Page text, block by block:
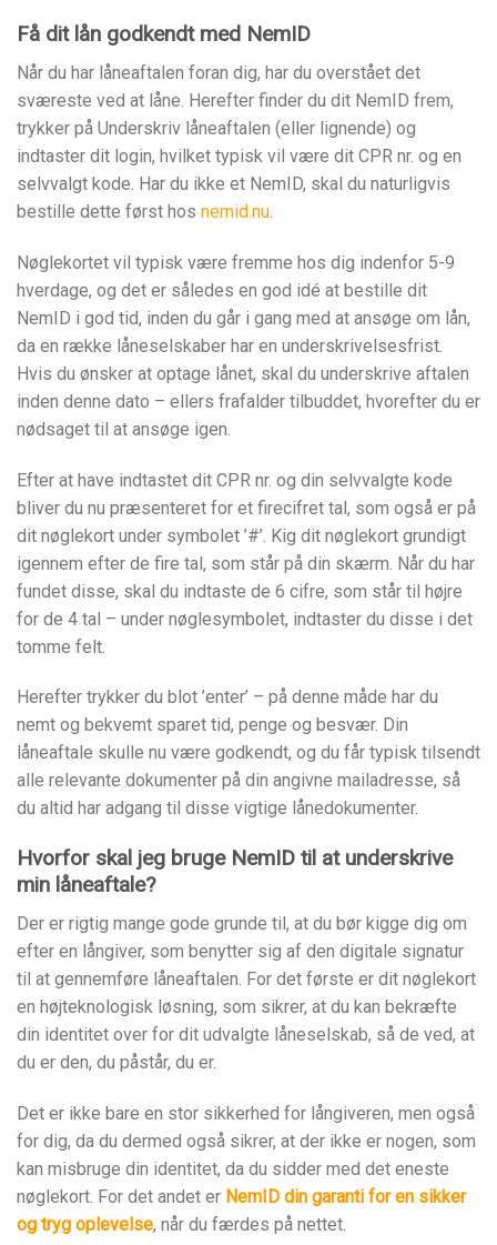
Få dit lån godkendt med NemID
Når du har låneaftalen foran dig, har du overstået det
sværeste ved at låne. Herefter finder du dit NemID frem,
trykker på Underskriv låneaftalen (eller lignende) og
indtaster dit login, hvilket typisk vil være dit CPR nr. og en
selvvalgt kode. Har du ikke et NemID, skal du naturligvis
bestille dette først hos nemid.nu.
Nøglekortet vil typisk være fremme hos dig indenfor 5-9
hverdage, og det er således en god idé at bestille dit
NemID i god tid, inden du går i gang med at ansøge om lån,
da en række låneselskaber har en underskrivelsesfrist.
Hvis du ønsker at optage lånet, skal du underskrive aftalen
inden denne dato – ellers frafalder tilbuddet, hvorefter du er
nødsaget til at ansøge igen.
Efter at have indtastet dit CPR nr. og din selvvalgte kode
bliver du nu præsenteret for et firecifret tal, som også er på
dit nøglekort under symbolet ’#’. Kig dit nøglekort grundigt
igennem efter de fire tal, som står på din skærm. Når du har
fundet disse, skal du indtaste de 6 cifre, som står til højre
for de 4 tal – under nøglesymbolet, indtaster du disse i det
tomme felt.
Herefter trykker du blot ’enter’ – på denne måde har du
nemt og bekvemt sparet tid, penge og besvær. Din
låneaftale skulle nu være godkendt, og du får typisk tilsendt
alle relevante dokumenter på din angivne mailadresse, så
du altid har adgang til disse vigtige lånedokumenter.
Hvorfor skal jeg bruge NemID til at underskrive
min låneaftale?
Der er rigtig mange gode grunde til, at du bør kigge dig om
efter en långiver, som benytter sig af den digitale signatur
til at gennemføre låneaftalen. For det første er dit nøglekort
en højteknologisk løsning, som sikrer, at du kan bekræfte
din identitet over for dit udvalgte låneselskab, så de ved, at
du er den, du påstår, du er.
Det er ikke bare en stor sikkerhed for långiveren, men også
for dig, da du dermed også sikrer, at der ikke er nogen, som
kan misbruge din identitet, da du sidder med det eneste
nøglekort. For det andet er NemID din garanti for en sikker
og tryg oplevelse, når du færdes på nettet.